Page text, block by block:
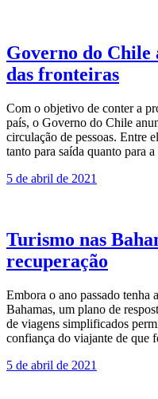
Governo do Chile
das fronteiras
Com o objetivo de conter a
país, o Governo do Chile
circulação de pessoas. Entre
tanto para saída quanto para
5 de abril de 2021
Turismo nas
recuperação
Embora o ano passado tenha
Bahamas, um plano de
de viagens simplificados
confiança do viajante de que
5 de abril de 2021